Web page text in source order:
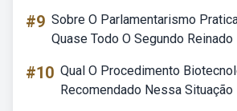
#9 Sobre O Parlamentarismo
Quase Todo O Segundo Reinado
#10 Qual O Procedimento
Recomendado Nessa Situação